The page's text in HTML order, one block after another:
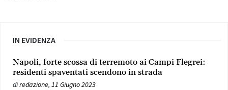
IN EVIDENZA
Napoli, forte scossa di terremoto ai Campi Flegrei:
residenti spaventati scendono in strada
diredazione, 11 Giugno 2023